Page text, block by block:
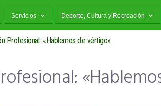
Servicios Deporte, Cultura y Recreación
Profesional: «Hablemos de vértigo»